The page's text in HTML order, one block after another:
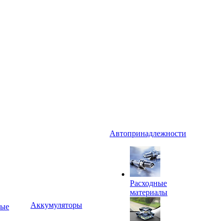
Аккумуляторы
Автопринадлежности
Расходные
материалы